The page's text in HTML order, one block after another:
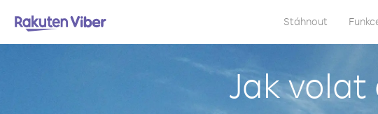
Stáhnout
Jak